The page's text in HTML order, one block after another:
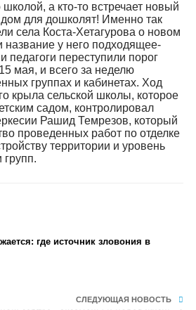
а кто-то встречает новый
дом для дошколят! Именно так
села Коста-Хетагурова о новом
название у него подходящее-
переступили порог
мая, и всего за неделю
группах и кабинетах. Ход
крыла сельской школы, которое
садом, контролировал
Рашид Темрезов, который
проведенных работ по отделке
территории и уровень
групп.
где источник зловония в
СЛЕДУЮЩАЯ НОВОСТЬ